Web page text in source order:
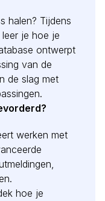
halen? Tijdens
leer je hoe je
ontwerpt
van de
de slag met
werken met
hoe je